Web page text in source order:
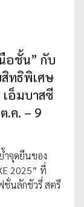
อชั้น” กับ
สิทธิพิเศษ
เอ็มบาสซี
.ค. – 9
ำจุดยืนของ
2025” ที่
ชั่นลักชัวรี่ สตรี